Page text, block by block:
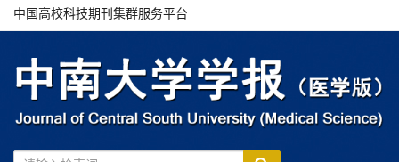
中国高校科技期刊集群服务平台